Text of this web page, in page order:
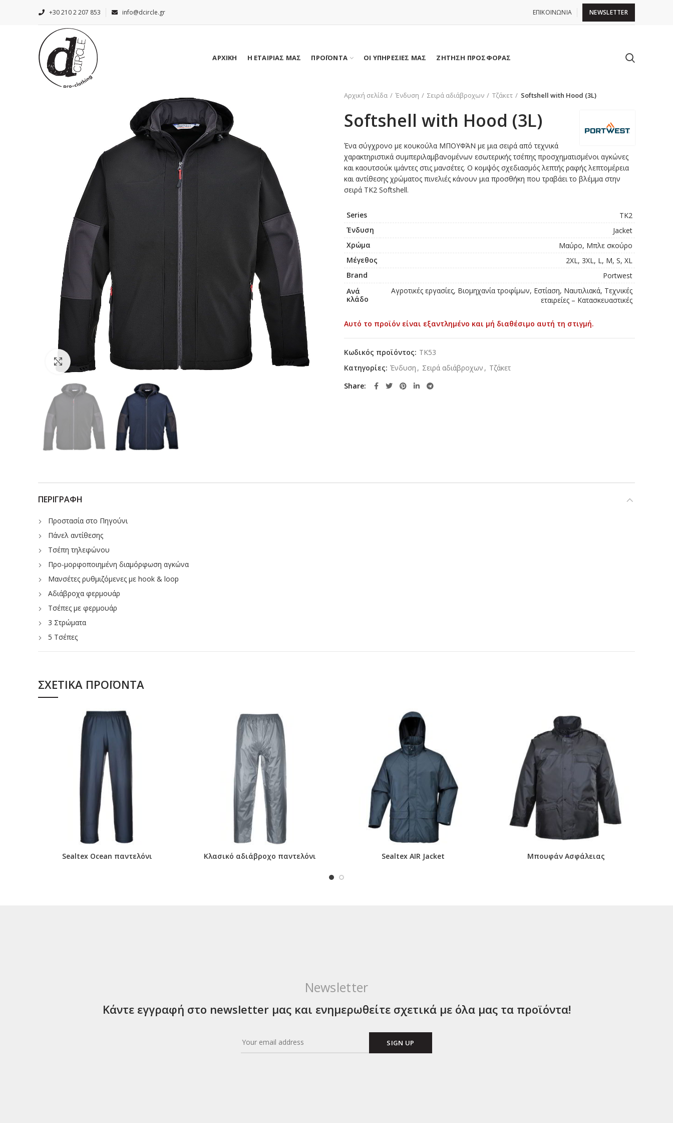
+30 210 2 207 853 info@dcircle.gr ΕΠΙΚΟΙΝΩΝΙΑ NEWSLETTER
ΑΡΧΙΚΗ Η ΕΤΑΙΡΙΑΣ ΜΑΣ ΠΡΟΪΟΝΤΑ ΟΙ ΥΠΗΡΕΣΙΕΣ ΜΑΣ ΖΗΤΗΣΗ ΠΡΟΣΦΟΡΑΣ
Click to enlarge
Αρχική σελίδα Ένδυση Σειρά αδιάβροχων Τζάκετ Softshell with Hood (3L)
Softshell with Hood (3L)
Ένα σύγχρονο με κουκούλα ΜΠΟΥΦΆΝ με μια σειρά από τεχνικά
χαρακτηριστικά συμπεριλαμβανομένων εσωτερικής τσέπης προσχηματισμένοι αγκώνες
και καουτσούκ ιμάντες στις μανσέτες. Ο κομψός σχεδιασμός λεπτής ραφής λεπτομέρεια
και αντίθεσης χρώματος πινελιές κάνουν μια προσθήκη που τραβάει το βλέμμα στην
σειρά TK2 Softshell.
Series
TK2
Ένδυση
Jacket
Χρώμα
Μαύρο, Μπλε σκούρο
Μέγεθος
2XL, 3XL, L, M, S, XL
Brand
Portwest
Ανά
κλάδο
Αγροτικές εργασίες, Βιομηχανία τροφίμων, Εστίαση, Ναυτιλιακά, Τεχνικές
εταιρείες – Κατασκευαστικές
Αυτό το προϊόν είναι εξαντλημένο και μή διαθέσιμο αυτή τη στιγμή.
Κωδικός προϊόντος: TK53
Κατηγορίες: Ένδυση , Σειρά αδιάβροχων , Τζάκετ
Share
ΠΕΡΙΓΡΑΦΉ
Προστασία στο Πηγούνι
Πάνελ αντίθεσης
Τσέπη τηλεφώνου
Προ-μορφοποιημένη διαμόρφωση αγκώνα
Μανσέτες ρυθμιζόμενες με hook & loop
Αδιάβροχα φερμουάρ
Τσέπες με φερμουάρ
3 Στρώματα
5 Τσέπες
Επένδυση micro polar Φλις και συνδεδεμένη με softshell
3XL
Αποσπώμενη κουκούλα
Texpel Splash
ΣΧΕΤΙΚΆ ΠΡΟΪΌΝΤΑ
Sealtex Ocean παντελόνι Κλασικό αδιάβροχο παντελόνι Sealtex AIR Jacket Μπουφάν Ασφάλειας
Newsletter
Κάντε εγγραφή στο newsletter μας και ενημερωθείτε σχετικά με όλα μας τα προϊόντα!